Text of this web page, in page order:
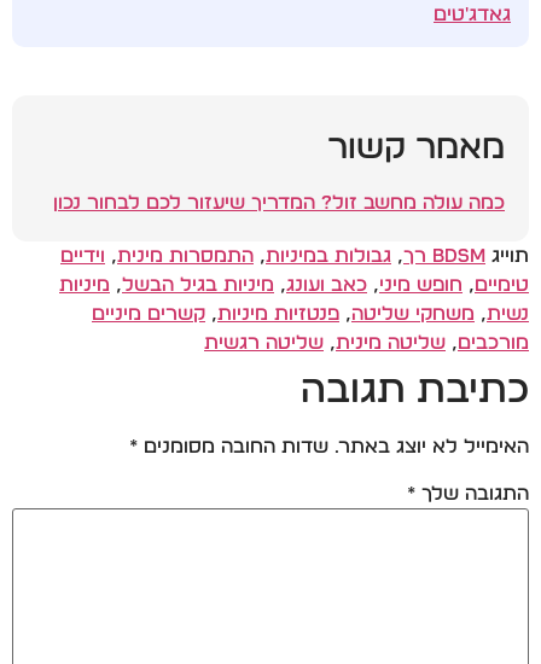
גאדג'טים
מאמר קשור
כמה עולה מחשב זול? המדריך שיעזור לכם לבחור נכון
תוייג BDSM רך , גבולות במיניות, התמסרות מינית, וידיים
טימיים, חופש מיני, כאב ועונג, מיניות בגיל הבשל, מיניות
נשית, משחקי שליטה, פנטזיות מיניות, קשרים מיניים
מורכבים, שליטה מינית, שליטה רגשית
כתיבת תגובה
האימייל לא יוצג באתר. שדות החובה מסומנים *
התגובה שלך *